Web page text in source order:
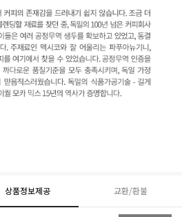
상품정보제공 교환/환불